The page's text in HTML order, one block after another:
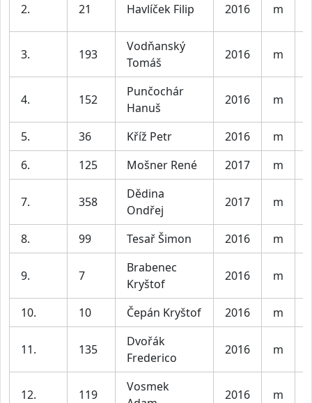
2. 21 Havlíček Filip 2016 m
3. 193
Vodňanský
Tomáš
2016 m
4. 152
Punčochár
Hanuš
2016 m
5. 36 Kříž Petr 2016 m
6.
125 Mošner René 2017 m
7. 358
Dědina
Ondřej
2017 m
8. 99 Tesař Šimon 2016 m
9. 7
Brabenec
Kryštof
2016 m
10. 10 Čepán Kryštof 2016 m
11. 135
Dvořák
Frederico
2016 m
12. 119
Vosmek
2016 m